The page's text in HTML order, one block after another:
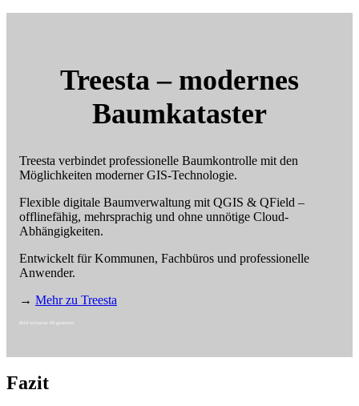
Treesta – modernes
Baumkataster
Treesta verbindet professionelle Baumkontrolle mit den
Möglichkeiten moderner GIS-Technologie.
Flexible digitale Baumverwaltung mit QGIS & QField –
offlinefähig, mehrsprachig und ohne unnötige Cloud-
Abhängigkeiten.
Entwickelt für Kommunen, Fachbüros und professionelle
Anwender.
→ Mehr zu Treesta
Bild teilweise KI-generiert
Fazit